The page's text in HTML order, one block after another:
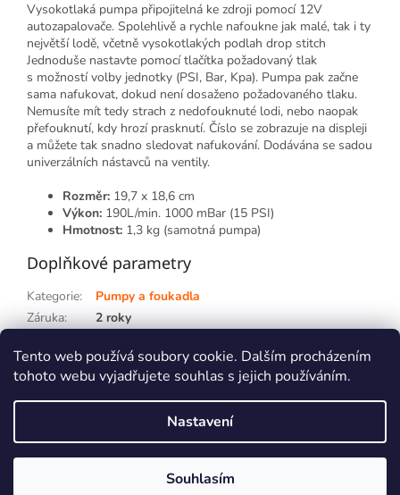
Tento web používá soubory cookie. Dalším procházením
tohoto webu vyjadřujete souhlas s jejich používáním.
Nastavení
Souhlasím
Vysokotlaká pumpa připojitelná ke zdroji pomocí 12V
autozapalovače. Spolehlivě a rychle nafoukne jak malé, tak i ty
největší lodě, včetně vysokotlakých podlah drop stitch
Jednoduše nastavte pomocí tlačítka požadovaný tlak
s možností volby jednotky (PSI, Bar, Kpa). Pumpa pak začne
sama nafukovat, dokud není dosaženo požadovaného tlaku.
Nemusíte mít tedy strach z nedofouknuté lodi, nebo naopak
přefouknutí, kdy hrozí prasknutí. Číslo se zobrazuje na displeji
a můžete tak snadno sledovat nafukování. Dodávána se sadou
univerzálních nástavců na ventily.
Rozměr: 19,7 x 18,6 cm
Výkon: 190L/min. 1000 mBar (15 PSI)
Hmotnost: 1,3 kg (samotná pumpa)
Doplňkové parametry
Kategorie:
Pumpy a foukadla
Záruka:
2 roky
Vytvořil Shoptet
kajaky.cz. Všechna práva vyhrazena.